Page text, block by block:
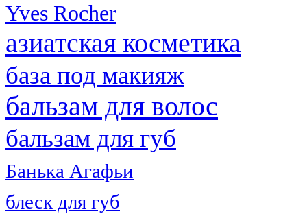
Yves Rocher
азиатская косметика
база под макияж
бальзам для волос
бальзам для губ
Банька Агафьи
блеск для губ